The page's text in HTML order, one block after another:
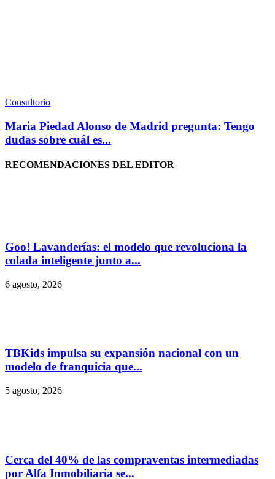
Consultorio
Maria Piedad Alonso de Madrid pregunta: Tengo
dudas sobre cuál es...
RECOMENDACIONES DEL EDITOR
Goo! Lavanderías: el modelo que revoluciona la
colada inteligente junto a...
6 agosto, 2026
TBKids impulsa su expansión nacional con un
modelo de franquicia que...
5 agosto, 2026
Cerca del 40% de las compraventas intermediadas
por Alfa Inmobiliaria se...